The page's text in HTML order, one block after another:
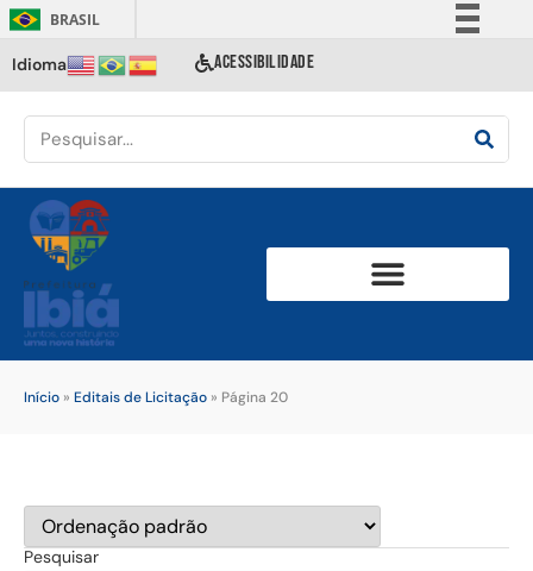
BRASIL
Comunica BR
Acesso à informação
Idioma ACESSIBILIDADE
Início » Editais de Licitação » Página 20
Pesquisar